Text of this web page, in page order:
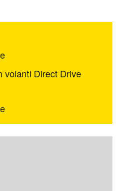
volanti Direct Drive